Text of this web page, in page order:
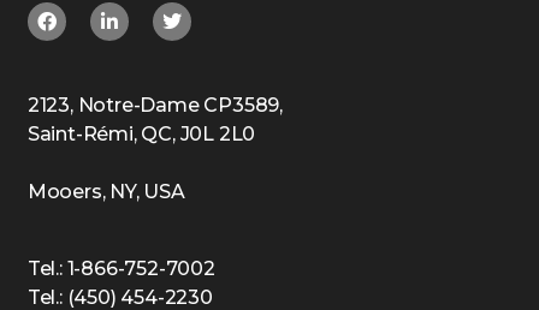
2123, Notre-Dame CP3589,
Saint-Rémi, QC, J0L 2L0
Mooers, NY, USA
Tel.: 1-866-752-7002
Tel.: (450) 454-2230